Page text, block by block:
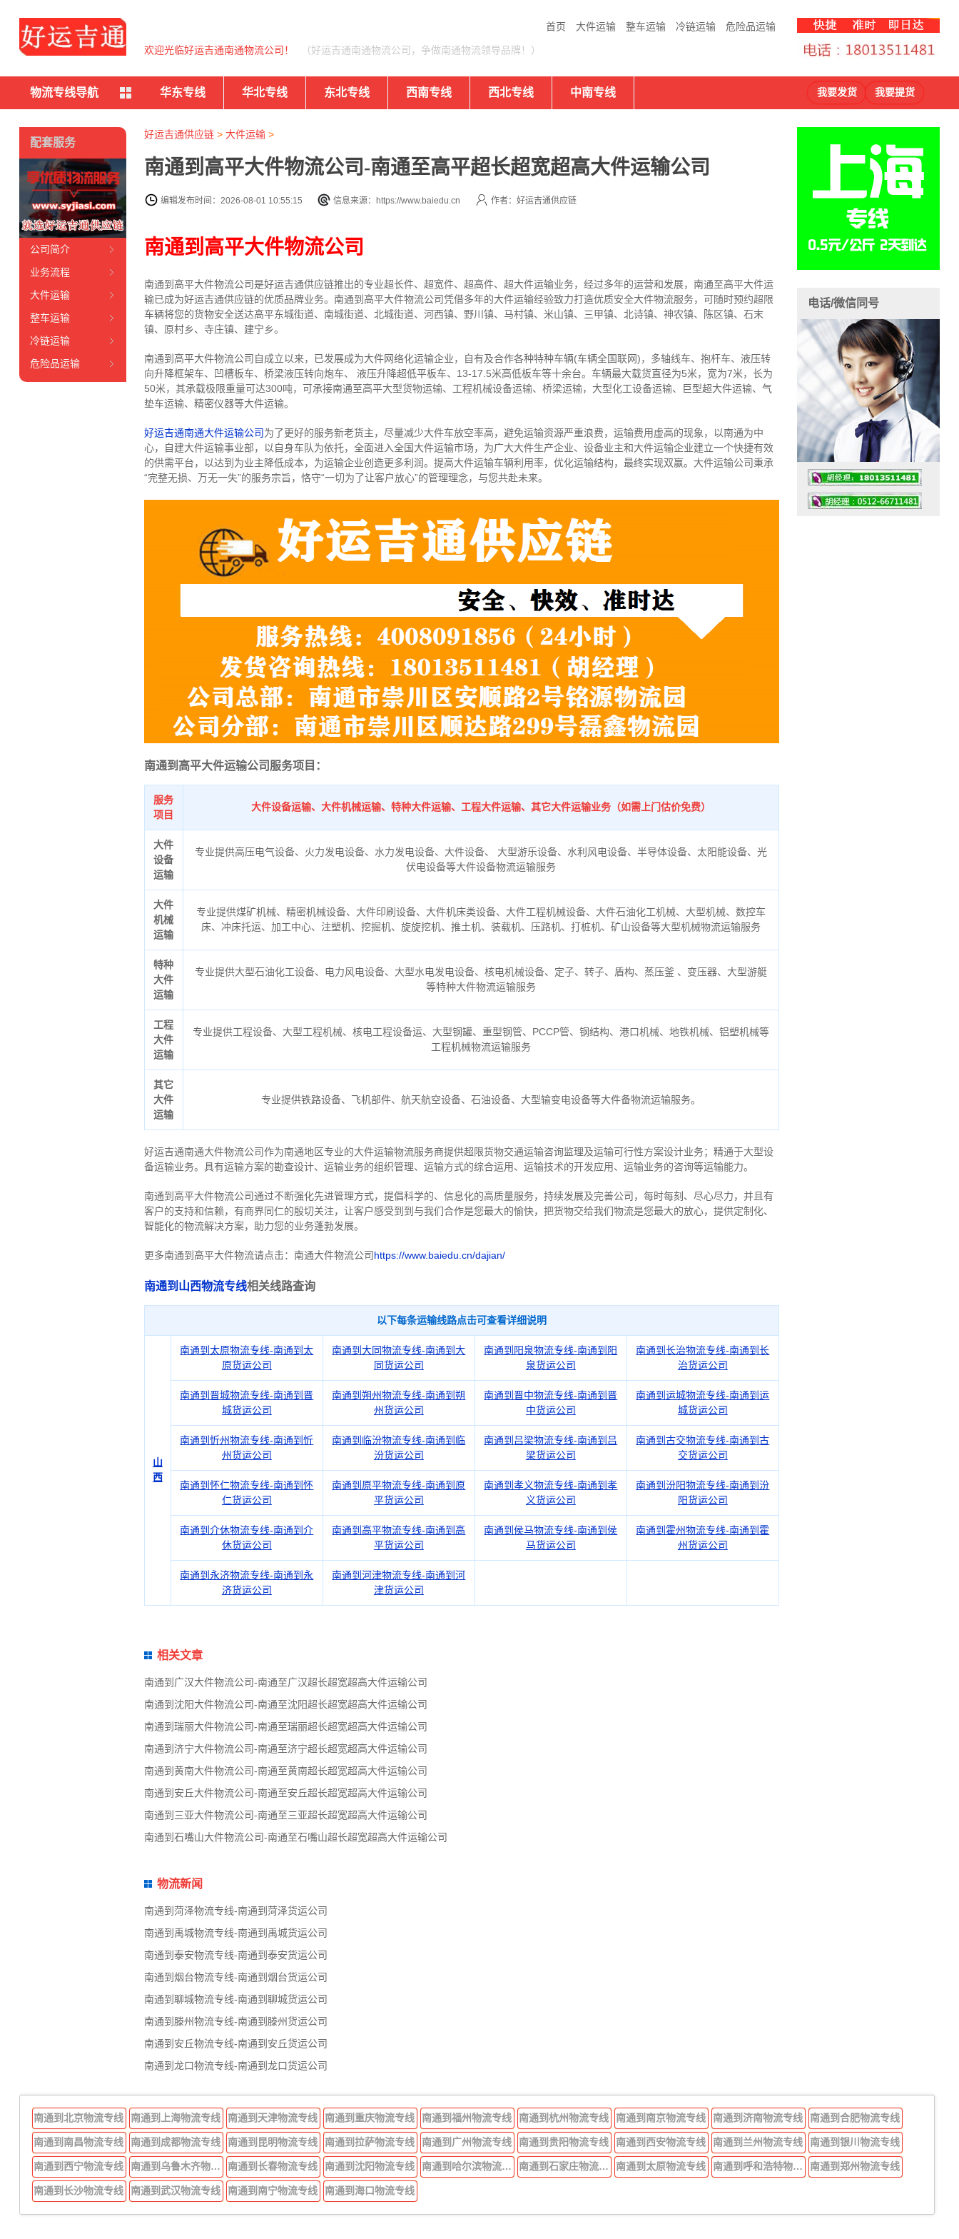
首页 大件运输 整车运输 冷链运输 危险品运输
欢迎光临好运吉通南通物流公司！ （好运吉通南通物流公司，争做南通物流领导品牌！）
物流专线导航 华东专线 华北专线 东北专线 西南专线 西北专线 中南专线 我要发货 我要提货
好运吉通供应链> 大件运输>
南通到高平大件物流公司-南通至高平超长超宽超高大件运输公司
编辑发布时间：2026-08-01 10:55:15 信息来源：https://www.baiedu.cn 作者：好运吉通供应链
南通到高平大件物流公司
南通到高平大件物流公司是好运吉通供应链推出的专业超长件、超宽件、超高件、超大件运输业务，经过多年的运营和发展，南通至高平大件运
输已成为好运吉通供应链的优质品牌业务。南通到高平大件物流公司凭借多年的大件运输经验致力打造优质安全大件物流服务，可随时预约超限
车辆将您的货物安全送达高平东城街道、南城街道、北城街道、河西镇、野川镇、马村镇、米山镇、三甲镇、北诗镇、神农镇、陈区镇、石末
镇、原村乡、寺庄镇、建宁乡。
南通到高平大件物流公司自成立以来，已发展成为大件网络化运输企业，自有及合作各种特种车辆(车辆全国联网)，多轴线车、抱杆车、液压转
向升降框架车、凹槽板车、桥梁液压转向炮车、 液压升降超低平板车、13-17.5米高低板车等十余台。车辆最大载货直径为5米，宽为7米，长为
50米，其承载极限重量可达300吨，可承接南通至高平大型货物运输、工程机械设备运输、桥梁运输，大型化工设备运输、巨型超大件运输、气
垫车运输、精密仪器等大件运输。
好运吉通南通大件运输公司为了更好的服务新老货主，尽量减少大件车放空率高，避免运输资源严重浪费，运输费用虚高的现象，以南通为中
心，自建大件运输事业部，以自身车队为依托，全面进入全国大件运输市场，为广大大件生产企业、设备业主和大件运输企业建立一个快捷有效
的供需平台，以达到为业主降低成本，为运输企业创造更多利润。提高大件运输车辆利用率，优化运输结构，最终实现双赢。大件运输公司秉承
“完整无损、万无一失”的服务宗旨，恪守“一切为了让客户放心”的管理理念，与您共赴未来。
南通到高平大件运输公司服务项目：
服务
项目
大件设备运输、大件机械运输、特种大件运输、工程大件运输、其它大件运输业务（如需上门估价免费）
大件
设备
运输
专业提供高压电气设备、火力发电设备、水力发电设备、大件设备、 大型游乐设备、水利风电设备、半导体设备、太阳能设备、光
伏电设备等大件设备物流运输服务
大件
机械
运输
专业提供煤矿机械、精密机械设备、大件印刷设备、大件机床类设备、大件工程机械设备、大件石油化工机械、大型机械、数控车
床、冲床托运、加工中心、注塑机、挖掘机、旋旋挖机、推土机、装载机、压路机、打桩机、矿山设备等大型机械物流运输服务
特种
大件
运输
专业提供大型石油化工设备、电力风电设备、大型水电发电设备、核电机械设备、定子、转子、盾构、蒸压釜 、变压器、大型游艇
等特种大件物流运输服务
工程
大件
运输
专业提供工程设备、大型工程机械、核电工程设备运、大型钢罐、重型钢管、PCCP管、钢结构、港口机械、地铁机械、铝塑机械等
工程机械物流运输服务
其它
大件
运输
专业提供铁路设备、飞机部件、航天航空设备、石油设备、大型输变电设备等大件备物流运输服务。
好运吉通南通大件物流公司作为南通地区专业的大件运输物流服务商提供超限货物交通运输咨询监理及运输可行性方案设计业务；精通于大型设
备运输业务。具有运输方案的勘查设计、运输业务的组织管理、运输方式的综合运用、运输技术的开发应用、运输业务的咨询等运输能力。
南通到高平大件物流公司通过不断强化先进管理方式，提倡科学的、信息化的高质量服务，持续发展及完善公司，每时每刻、尽心尽力， 并且有
客户的支持和信赖，有商界同仁的殷切关注， 让客户感受到到与我们合作是您最大的愉快，把货物交给我们物流是您最大的放心， 提供定制化、
智能化的物流解决方案，助力您的业务蓬勃发展。
更多南通到高平大件物流请点击：南通大件物流公司https://www.baiedu.cn/dajian/
南通到山西物流专线相关线路查询
以下每条运输线路点击可查看详细说明
山
西
南通到太原物流专线-南通到太
原货运公司
南通到大同物流专线-南通到大
同货运公司
南通到阳泉物流专线-南通到阳
泉货运公司
南通到长治物流专线-南通到长
治货运公司
南通到晋城物流专线-南通到晋
城货运公司
南通到朔州物流专线-南通到朔
州货运公司
南通到晋中物流专线-南通到晋
中货运公司
南通到运城物流专线-南通到运
城货运公司
南通到忻州物流专线-南通到忻
州货运公司
南通到临汾物流专线-南通到临
汾货运公司
南通到吕梁物流专线-南通到吕
梁货运公司
南通到古交物流专线-南通到古
交货运公司
南通到怀仁物流专线-南通到怀
仁货运公司
南通到原平物流专线-南通到原
平货运公司
南通到孝义物流专线-南通到孝
义货运公司
南通到汾阳物流专线-南通到汾
阳货运公司
南通到介休物流专线-南通到介
休货运公司
南通到高平物流专线-南通到高
平货运公司
南通到侯马物流专线-南通到侯
马货运公司
南通到霍州物流专线-南通到霍
州货运公司
南通到永济物流专线-南通到永
济货运公司
南通到河津物流专线-南通到河
津货运公司
相关文章
南通到广汉大件物流公司-南通至广汉超长超宽超高大件运输公司
南通到沈阳大件物流公司-南通至沈阳超长超宽超高大件运输公司
南通到瑞丽大件物流公司-南通至瑞丽超长超宽超高大件运输公司
南通到济宁大件物流公司-南通至济宁超长超宽超高大件运输公司
南通到黄南大件物流公司-南通至黄南超长超宽超高大件运输公司
南通到安丘大件物流公司-南通至安丘超长超宽超高大件运输公司
南通到三亚大件物流公司-南通至三亚超长超宽超高大件运输公司
南通到石嘴山大件物流公司-南通至石嘴山超长超宽超高大件运输公司
物流新闻
南通到菏泽物流专线-南通到菏泽货运公司
南通到禹城物流专线-南通到禹城货运公司
南通到泰安物流专线-南通到泰安货运公司
南通到烟台物流专线-南通到烟台货运公司
南通到聊城物流专线-南通到聊城货运公司
南通到滕州物流专线-南通到滕州货运公司
南通到安丘物流专线-南通到安丘货运公司
南通到龙口物流专线-南通到龙口货运公司
配套服务
公司简介
业务流程
大件运输
整车运输
冷链运输
危险品运输
电话/微信同号
南通到北京物流专线 南通到上海物流专线 南通到天津物流专线 南通到重庆物流专线 南通到福州物流专线 南通到杭州物流专线 南通到南京物流专线 南通到济南物流专线 南通到合肥物流专线
南通到南昌物流专线 南通到成都物流专线 南通到昆明物流专线 南通到拉萨物流专线 南通到广州物流专线 南通到贵阳物流专线 南通到西安物流专线 南通到兰州物流专线 南通到银川物流专线
南通到西宁物流专线 南通到乌鲁木齐物流专线 南通到长春物流专线 南通到沈阳物流专线 南通到哈尔滨物流专线 南通到石家庄物流专线 南通到太原物流专线 南通到呼和浩特物流专线 南通到郑州物流专线
南通到长沙物流专线 南通到武汉物流专线 南通到南宁物流专线 南通到海口物流专线